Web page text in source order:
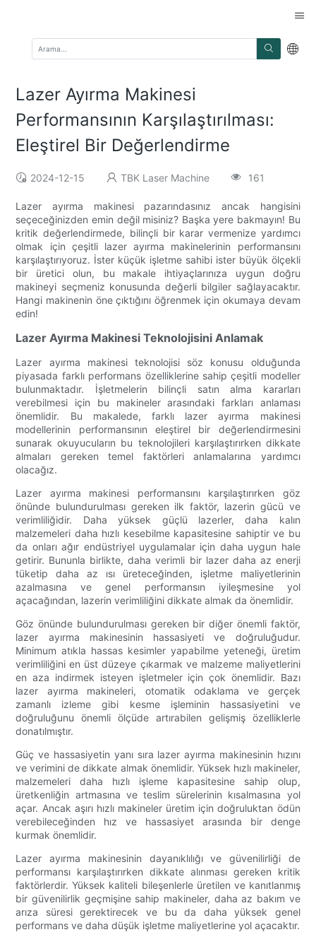
Lazer Ayırma Makinesi
Performansının Karşılaştırılması:
Eleştirel Bir Değerlendirme
2024-12-15 TBK Laser Machine 161
Lazer ayırma makinesi pazarındasınız ancak hangisini
seçeceğinizden emin değil misiniz? Başka yere bakmayın! Bu
kritik değerlendirmede, bilinçli bir karar vermenize yardımcı
olmak için çeşitli lazer ayırma makinelerinin performansını
karşılaştırıyoruz. İster küçük işletme sahibi ister büyük ölçekli
bir üretici olun, bu makale ihtiyaçlarınıza uygun doğru
makineyi seçmeniz konusunda değerli bilgiler sağlayacaktır.
Hangi makinenin öne çıktığını öğrenmek için okumaya devam
edin!
Lazer Ayırma Makinesi Teknolojisini Anlamak
Lazer ayırma makinesi teknolojisi söz konusu olduğunda
piyasada farklı performans özelliklerine sahip çeşitli modeller
bulunmaktadır. İşletmelerin bilinçli satın alma kararları
verebilmesi için bu makineler arasındaki farkları anlaması
önemlidir. Bu makalede, farklı lazer ayırma makinesi
modellerinin performansının eleştirel bir değerlendirmesini
sunarak okuyucuların bu teknolojileri karşılaştırırken dikkate
almaları gereken temel faktörleri anlamalarına yardımcı
olacağız.
Lazer ayırma makinesi performansını karşılaştırırken göz
önünde bulundurulması gereken ilk faktör, lazerin gücü ve
verimliliğidir. Daha yüksek güçlü lazerler, daha kalın
malzemeleri daha hızlı kesebilme kapasitesine sahiptir ve bu
da onları ağır endüstriyel uygulamalar için daha uygun hale
getirir. Bununla birlikte, daha verimli bir lazer daha az enerji
tüketip daha az ısı üreteceğinden, işletme maliyetlerinin
azalmasına ve genel performansın iyileşmesine yol
açacağından, lazerin verimliliğini dikkate almak da önemlidir.
Göz önünde bulundurulması gereken bir diğer önemli faktör,
lazer ayırma makinesinin hassasiyeti ve doğruluğudur.
Minimum atıkla hassas kesimler yapabilme yeteneği, üretim
verimliliğini en üst düzeye çıkarmak ve malzeme maliyetlerini
en aza indirmek isteyen işletmeler için çok önemlidir. Bazı
lazer ayırma makineleri, otomatik odaklama ve gerçek
zamanlı izleme gibi kesme işleminin hassasiyetini ve
doğruluğunu önemli ölçüde artırabilen gelişmiş özelliklerle
donatılmıştır.
Güç ve hassasiyetin yanı sıra lazer ayırma makinesinin hızını
ve verimini de dikkate almak önemlidir. Yüksek hızlı makineler,
malzemeleri daha hızlı işleme kapasitesine sahip olup,
üretkenliğin artmasına ve teslim sürelerinin kısalmasına yol
açar. Ancak aşırı hızlı makineler üretim için doğruluktan ödün
verebileceğinden hız ve hassasiyet arasında bir denge
kurmak önemlidir.
Lazer ayırma makinesinin dayanıklılığı ve güvenilirliği de
performansı karşılaştırırken dikkate alınması gereken kritik
faktörlerdir. Yüksek kaliteli bileşenlerle üretilen ve kanıtlanmış
bir güvenilirlik geçmişine sahip makineler, daha az bakım ve
arıza süresi gerektirecek ve bu da daha yüksek genel
performans ve daha düşük işletme maliyetlerine yol açacaktır.